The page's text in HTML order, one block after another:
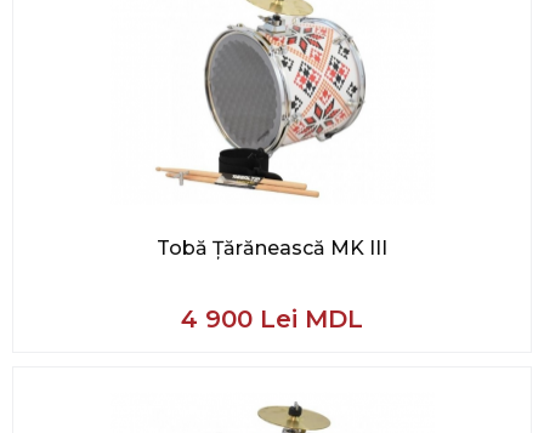
Tobă Țărănească MK III
4 900 Lei MDL